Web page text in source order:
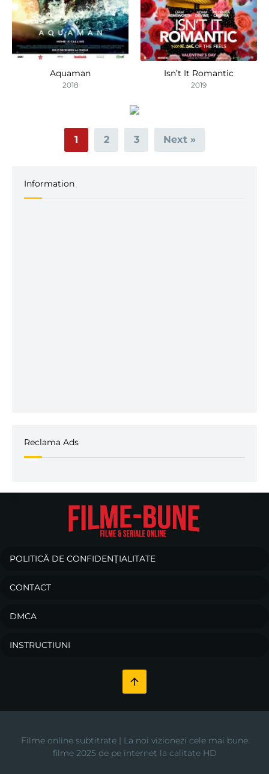
Aquaman
2018
Isn’t It Romantic
2019
1 2 3 Next »
Information
Reclama Ads
POLITICĂ DE CONFIDENȚIALITATE
CONTACT
DMCA
INSTRUCTIUNI
Filme online subtitrate | La noi vizionezi cele mai bune
filme 2025 de pe internet la calitate HD